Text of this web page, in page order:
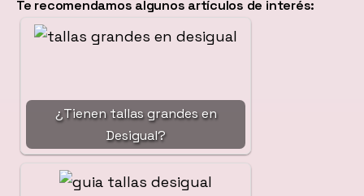
Te recomendamos algunos artículos de interés:
¿Tienen tallas grandes en
Desigual?